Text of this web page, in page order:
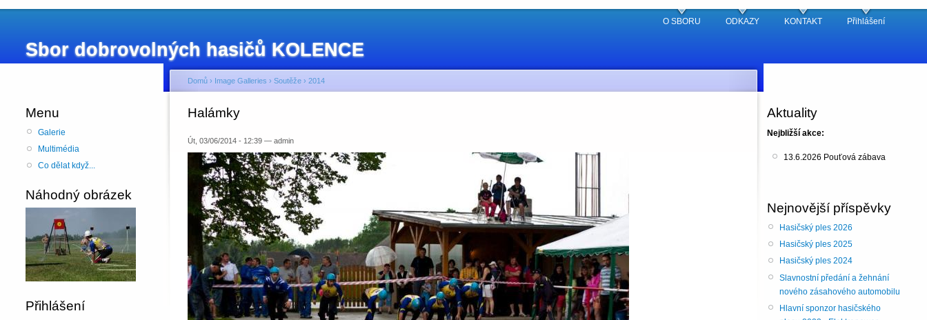
Sbor dobrovolných hasičů KOLENCE
O SBORU ODKAZY KONTAKT Přihlášení
Menu
Galerie
Multimédia
Co dělat když...
Náhodný obrázek
Přihlášení
Domů › Image Galleries › Soutěže › 2014
Halámky
Út, 03/06/2014 - 12:39 — admin
Aktuality
Nejbližší akce:
13.6.2026 Pouťová zábava
Nejnovější příspěvky
Hasičský ples 2026
Hasičský ples 2025
Hasičský ples 2024
Slavnostní předání a žehnání
nového zásahového automobilu
Hlavní sponzor hasičského